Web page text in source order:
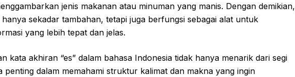
jenis makanan atau minuman yang manis. Dengan demikian,
hanya sekadar tambahan, tetapi juga berfungsi sebagai alat untuk
yang lebih tepat dan jelas.
kata akhiran “es” dalam bahasa Indonesia tidak hanya menarik dari segi
penting dalam memahami struktur kalimat dan makna yang ingin